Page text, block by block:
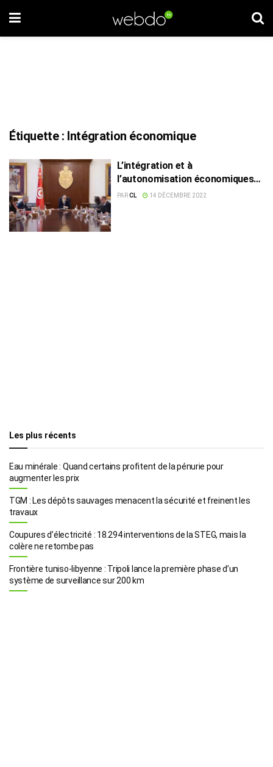
Étiquette : Intégration économique
L’intégration et à
l’autonomisation économiques
au cœur d’un CM
PARCL 14 DÉCEMBRE 2022
Les plus récents
Eau minérale : Quand certains profitent de la pénurie pour
augmenter les prix
TGM : Les dépôts sauvages menacent la sécurité et freinent les
travaux
Coupures d’électricité : 18.294 interventions de la STEG, mais la
colère ne retombe pas
Frontière tuniso-libyenne : Tripoli lance la première phase d’un
système de surveillance sur 200 km